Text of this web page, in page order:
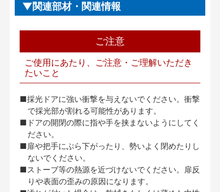
関連部材・関連情報
ご注意
ご使用にあたり、ご注意・ご理解いただき
たいこと
■採光ドアに強い衝撃を与えないでください。衝撃
で採光部が割れる可能性があります。
■ドアの開閉の際に指や手を挟まないようにしてく
ださい。
■扉や把手にぶら下がったり、勢いよく閉めたりし
ないでください。
■ストーブ等の熱源を近づけないでください。扉反
りや表面の歪みの原因になります。